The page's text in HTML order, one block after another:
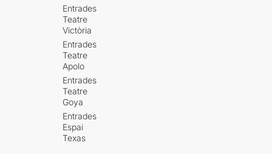
Entrades
Teatre
Victòria
Entrades
Teatre
Apolo
Entrades
Teatre
Goya
Entrades
Espai
Texas